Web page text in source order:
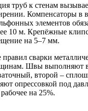
труб к стенам
Компенсаторы в
элементов
10 м. Крепёжные
на 5–7 мм.
сварки
Швы выполняют в
второй –
опрессовкой под
на 25%.